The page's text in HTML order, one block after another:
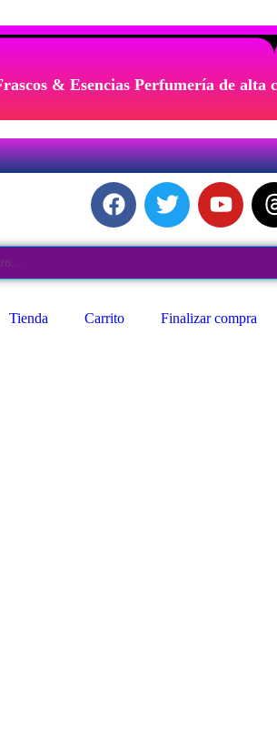
& Esencias Perfumería de alta
Tienda Carrito Finalizar compra